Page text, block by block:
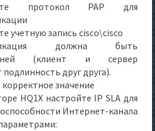
протокол PAP для
учетную запись cisco\cisco
должна быть
(клиент и сервер
друг друга).
значение
HQ1X настройте IP SLA для
Интернет-канала